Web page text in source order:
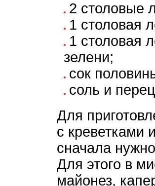
2 столовые
1 столовая
1 столовая
зелени;
сок
соль и
Для
с креветками
сначала
Для этого в
майонез,